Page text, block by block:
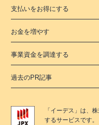
支払いをお得にする
お金を増やす
事業資金を調達する
過去のPR記事
「 イーデス 」は、
するサービスです。